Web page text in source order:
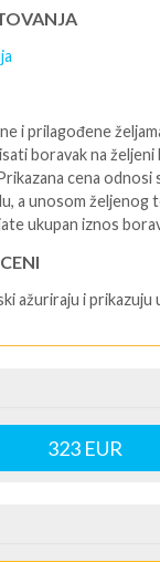
i prilagođene
boravak na željeni
cena odnosi
a unosom željenog
ukupan iznos
ažuriraju i prikazuju
usluge u
- korišćenje
rezervacije -
323 EUR